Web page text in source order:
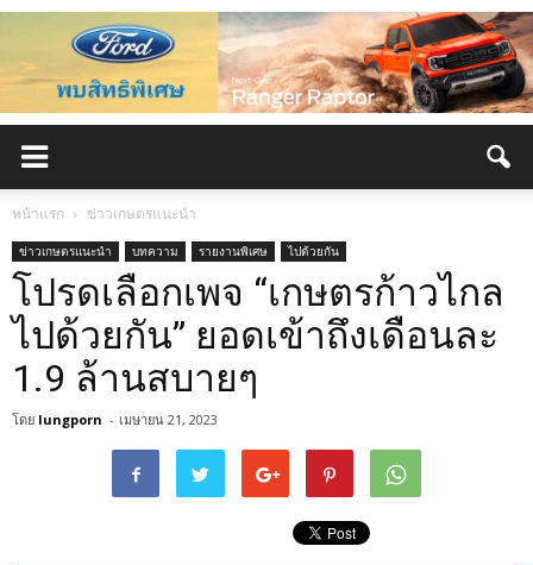
หน้าแรก ข่าวเกษตรแนะนำ
ข่าวเกษตรแนะนำ บทความ รายงานพิเศษ ไปด้วยกัน
โปรดเลือกเพจ “เกษตรก้าวไกล
ไปด้วยกัน” ยอดเข้าถึงเดือนละ
1.9 ล้านสบายๆ
โดย lungporn - เมษายน 21, 2023